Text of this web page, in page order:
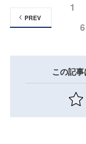
1
6
PREV
この記